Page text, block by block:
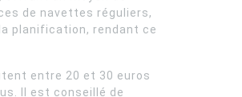
de navettes réguliers,
planification, rendant ce
entre 20 et 30 euros
Il est conseillé de